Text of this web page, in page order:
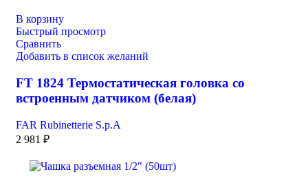
В корзину
Быстрый просмотр
Сравнить
Добавить в список желаний
FТ 1824 Термостатическая головка со
встроенным датчиком (белая)
FAR Rubinetterie S.p.A
2 981 ₽